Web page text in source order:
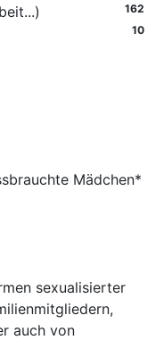
162
10
Mädchen*
sexualisierter
auch von